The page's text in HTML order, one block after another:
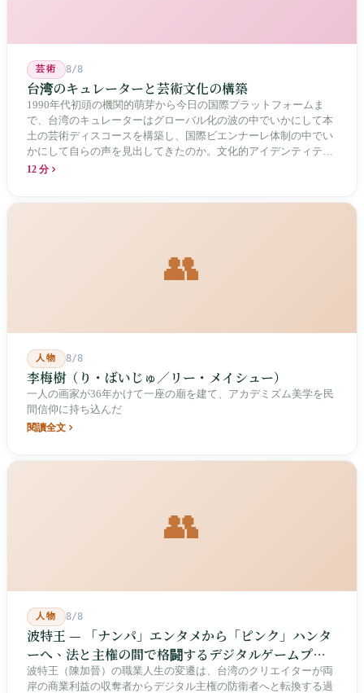
芸術 8/8
台湾のキュレーターと芸術文化の構築
1990年代初頭の機関的萌芽から今日の国際プラットフォームま
で、台湾のキュレーターはグローバル化の波の中でいかにして本
土の芸術ディスコースを構築し、国際ビエンナーレ体制の中でい
かにして自らの声を見出してきたのか。文化的アイデンティティ
と専門的制度の30年にわたる進化の歴史。
12 分
👥
人物 8/8
李梅樹（り・ばいじゅ／リー・メイシュー）
一人の画家が36年かけて一座の廟を建て、アカデミズム美学を民
間信仰に持ち込んだ
閱讀全文
👥
人物 8/8
波特王 — 「ナンパ」エンタメから「ピンク」ハンタ
ーへ、法と主権の間で格闘するデジタルゲームプレ
イヤー
波特王（陳加晉）の職業人生の変遷は、台湾のクリエイターが両
岸の商業利益の収奪者からデジタル主権の防衛者へと転換する過